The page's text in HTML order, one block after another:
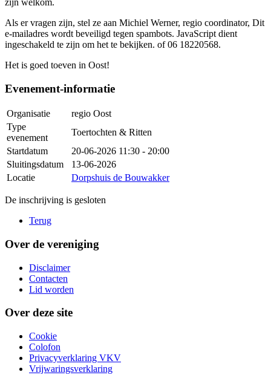
Als er vragen zijn, stel ze aan Michiel Werner, regio coordinator, Dit
e-mailadres wordt beveiligd tegen spambots. JavaScript dient
ingeschakeld te zijn om het te bekijken. of 06 18220568.
Het is goed toeven in Oost!
Evenement-informatie
Organisatie
regio Oost
Type
evenement
Toertochten & Ritten
Startdatum
20-06-2026 11:30 - 20:00
Sluitingsdatum
13-06-2026
Locatie
Dorpshuis de Bouwakker
De inschrijving is gesloten
Terug
Over de vereniging
Disclaimer
Contacten
Lid worden
Over deze site
Cookie
Colofon
Privacyverklaring VKV
Vrijwaringsverklaring